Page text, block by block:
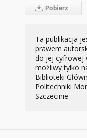
Pobierz
Ta publikacja
prawem
do jej cyfrowej
możliwy tylko
Biblioteki
Politechniki
Szczecinie.